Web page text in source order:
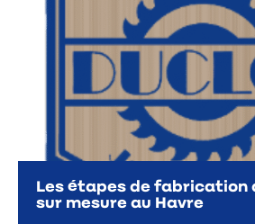
Les étapes de fabrication
sur mesure au Havre